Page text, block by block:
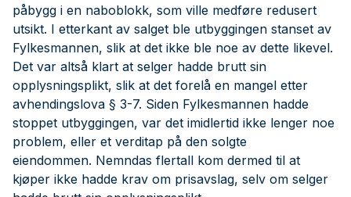
påbygg i en naboblokk, som ville medføre redusert
utsikt. I etterkant av salget ble utbyggingen stanset av
Fylkesmannen, slik at det ikke ble noe av dette likevel.
Det var altså klart at selger hadde brutt sin
opplysningsplikt, slik at det forelå en mangel etter
avhendingslova § 3-7. Siden Fylkesmannen hadde
stoppet utbyggingen, var det imidlertid ikke lenger noe
problem, eller et verditap på den solgte
eiendommen. Nemndas flertall kom dermed til at
kjøper ikke hadde krav om prisavslag, selv om selger